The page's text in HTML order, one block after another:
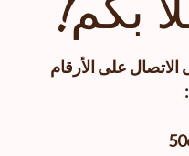
على الأرقام